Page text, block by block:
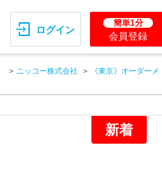
ログイン
簡単1分
会員登録
ニッコー株式会社
《東京》オーダーメ
新着